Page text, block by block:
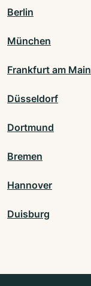
Berlin
München
Frankfurt am Main
Düsseldorf
Dortmund
Bremen
Hannover
Duisburg